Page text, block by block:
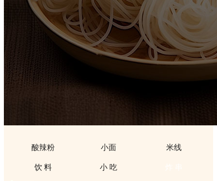
酸辣粉 小面 米线
饮 料 小 吃